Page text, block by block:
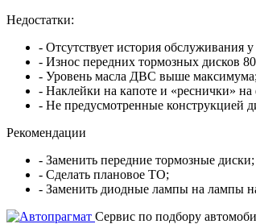
Недостатки:
- Отсутствует история обслуживания
- Износ передних тормозных дисков
- Уровень масла ДВС выше максимума;
- Наклейки на капоте и «реснички»
- Не предусмотренные конструкцией
Рекомендации
- Заменить передние тормозные диски;
- Сделать плановое ТО;
- Заменить диодные лампы на лампы
Cервис по подбору